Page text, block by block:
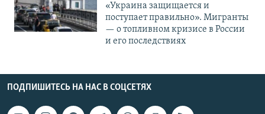
«Украина защищается и
поступает правильно». Мигранты
— о топливном кризисе в России
и его последствиях
ПОДПИШИТЕСЬ НА НАС В СОЦСЕТЯХ